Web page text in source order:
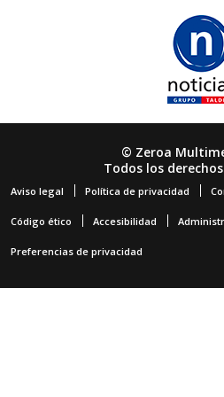
© Zeroa
Todos los
Aviso legal Política de privacidad
Código ético Accesibilidad
Preferencias de privacidad